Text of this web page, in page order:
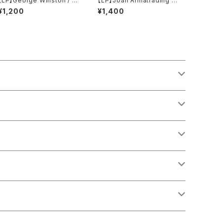
Into Spring
Joan Armatrading
¥1,400